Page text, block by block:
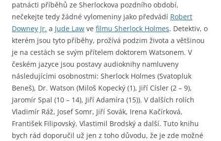
patnácti příběhů ze Sherlockova pozdního období,
nečekejte tedy žádné vylomeniny jako předvádí Robert
Downey Jr. a Jude Law ve filmu Sherlock Holmes. Detektiv, o
kterém jsou tyto příběhy, prožívá podzim života a většinou
je na cestách se svým přítelem doktorem Watsonem. V
českém jazyce jsou postavy audioknihy namluveny
následujícími osobnostmi: Sherlock Holmes (Svatopluk
Beneš), Dr. Watson (Miloš Kopecký (1), Jiří Císler (2 – 9),
Jaromír Spal (10 – 14), Jiří Adamíra (15)). V dalších rolích
Vladimír Ráž, Josef Somr, Jiří Sovák, Irena Kačírková,
František Filipovský, Vlastimil Brodský a další. Tuto knihu
bych rád doporučil už jen z toho důvodu, že je zde možné